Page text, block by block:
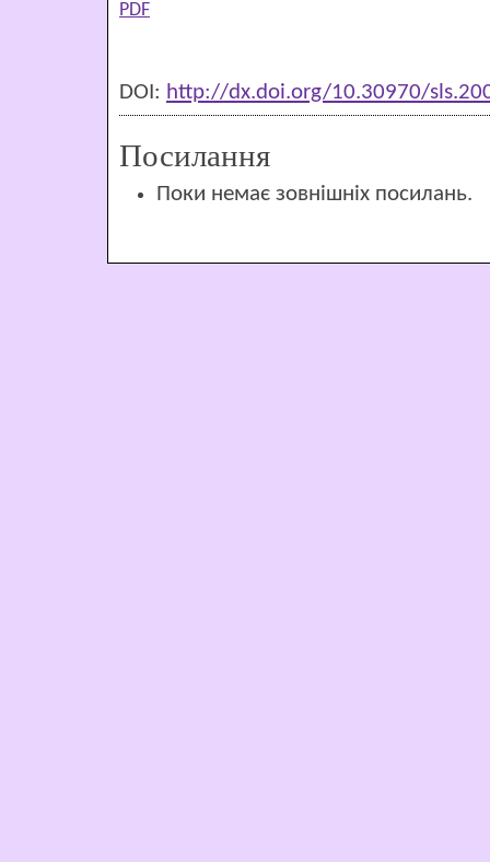
PDF
DOI: http://dx.doi.org/10.30970/
Посилання
Поки немає зовнішніх посилань.